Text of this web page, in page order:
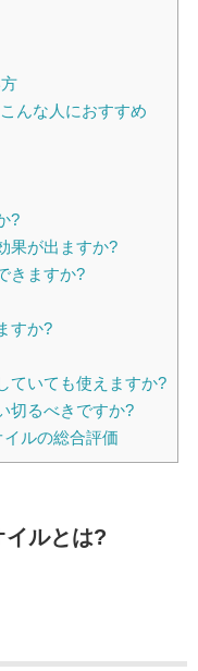
んな人におすすめ
?
果が出ますか?
きますか?
すか?
ていても使えますか?
切るべきですか?
ルの総合評価
イルとは?